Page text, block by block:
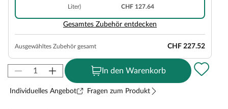
Liter)
CHF 127.64
Gesamtes Zubehör entdecken
Ausgewähltes Zubehör gesamt CHF 227.52
In den Warenkorb
Individuelles Angebot Fragen zum Produkt